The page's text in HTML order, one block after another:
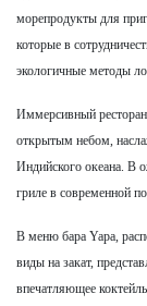
морепродукты для
которые в
экологичные методы
Иммерсивный ресторан
открытым небом,
Индийского океана. В
гриле в современной
В меню бара Yapa,
виды на закат,
впечатляющее